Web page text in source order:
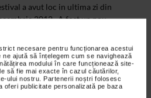
necesare pentru funcționarea acestui
ajută să înțelegem cum se navighează
modului în care funcționează site-
să fie mai exacte în cazul căutărilor,
ului nostru. Partenerii noștri folosesc
oferi publicitate personalizată pe baza
a avut loc in ultima zi din
2012 . A fost un nou
Culturala Jazz Banat, a...